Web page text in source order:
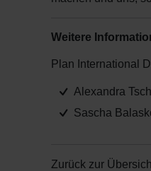
Weitere
Plan International
Alexandra
Sascha
Zurück zur